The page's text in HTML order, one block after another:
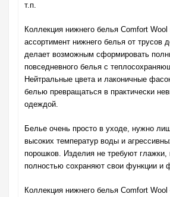
т.п.
Коллекция нижнего белья Comfort
ассортимент нижнего белья от трусов
делает возможным сформировать
повседневного белья с
Нейтральные цвета и лаконичные
белью превращаться в практически
одеждой.
Белье очень просто в уходе, нужно
высоких температур воды и
порошков. Изделия не требуют глажки,
полностью сохраняют свои функции и
Коллекция нижнего белья Comfort